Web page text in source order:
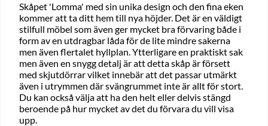
Skåpet 'Lomma' med sin unika design och den fina eken
kommer att ta ditt hem till nya höjder. Det är en väldigt
stilfull möbel som även ger mycket bra förvaring både i
form av en utdragbar låda för de lite mindre sakerna
men även flertalet hyllplan. Ytterligare en praktiskt sak
men även en snygg detalj är att detta skåp är försett
med skjutdörrar vilket innebär att det passar utmärkt
även i utrymmen där svängrummet inte är allt för stort.
Du kan också välja att ha den helt eller delvis stängd
beroende på hur mycket av det du förvara du vill visa
upp.